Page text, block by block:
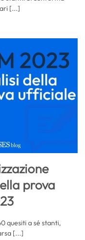
[...]
prova
quesiti a sé stanti,
[...]